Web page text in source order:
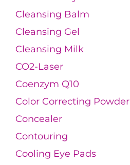
Cleansing Balm
Cleansing Gel
Cleansing Milk
CO2-Laser
Coenzym Q10
Color Correcting Powder
Concealer
Contouring
Cooling Eye Pads